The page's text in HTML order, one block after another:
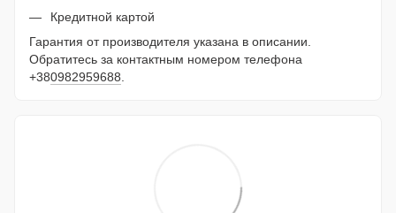
Кредитной картой
Гарантия от производителя указана в описании.
Обратитесь за контактным номером телефона
+380982959688